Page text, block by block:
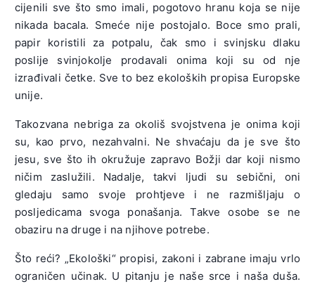
cijenili sve što smo imali, pogotovo hranu koja se nije
nikada bacala. Smeće nije postojalo. Boce smo prali,
papir koristili za potpalu, čak smo i svinjsku dlaku
poslije svinjokolje prodavali onima koji su od nje
izrađivali četke. Sve to bez ekoloških propisa Europske
unije.
Takozvana nebriga za okoliš svojstvena je onima koji
su, kao prvo, nezahvalni. Ne shvaćaju da je sve što
jesu, sve što ih okružuje zapravo Božji dar koji nismo
ničim zaslužili. Nadalje, takvi ljudi su sebični, oni
gledaju samo svoje prohtjeve i ne razmišljaju o
posljedicama svoga ponašanja. Takve osobe se ne
obaziru na druge i na njihove potrebe.
Što reći? „Ekološki“ propisi, zakoni i zabrane imaju vrlo
ograničen učinak. U pitanju je naše srce i naša duša.